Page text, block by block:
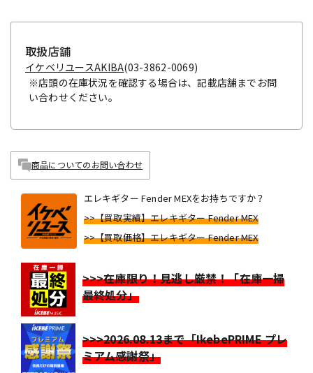
取扱店舗
イケベリユースAKIBA(03-3862-0069)
※店頭の在庫状況を確認する場合は、記載店舗までお問
い合わせください。
商品についてのお問い合わせ
エレキギター Fender MEXをお持ちですか？
>>【買取実績】エレキギター Fender MEX
>>【買取価格】エレキギター Fender MEX
>>>在庫限り！見逃し厳禁！「在庫一掃
最終処分」
>>>2026.08.13まで「IkebePRIME プレ
ミアム感謝祭」